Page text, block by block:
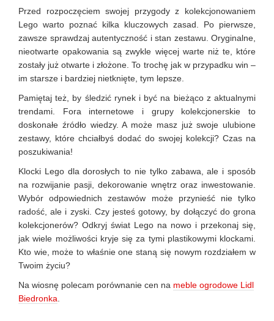
Przed rozpoczęciem swojej przygody z kolekcjonowaniem
Lego warto poznać kilka kluczowych zasad. Po pierwsze,
zawsze sprawdzaj autentyczność i stan zestawu. Oryginalne,
nieotwarte opakowania są zwykle więcej warte niż te, które
zostały już otwarte i złożone. To trochę jak w przypadku win –
im starsze i bardziej nietknięte, tym lepsze.
Pamiętaj też, by śledzić rynek i być na bieżąco z aktualnymi
trendami. Fora internetowe i grupy kolekcjonerskie to
doskonałe źródło wiedzy. A może masz już swoje ulubione
zestawy, które chciałbyś dodać do swojej kolekcji? Czas na
poszukiwania!
Klocki Lego dla dorosłych to nie tylko zabawa, ale i sposób
na rozwijanie pasji, dekorowanie wnętrz oraz inwestowanie.
Wybór odpowiednich zestawów może przynieść nie tylko
radość, ale i zyski. Czy jesteś gotowy, by dołączyć do grona
kolekcjonerów? Odkryj świat Lego na nowo i przekonaj się,
jak wiele możliwości kryje się za tymi plastikowymi klockami.
Kto wie, może to właśnie one staną się nowym rozdziałem w
Twoim życiu?
Na wiosnę polecam porównanie cen na meble ogrodowe Lidl
Biedronka